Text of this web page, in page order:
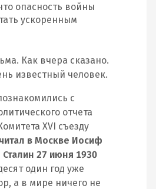
опасность войны
ускоренным
Как вчера сказано.
известный человек.
с
отчета
XVI съезду
в Москве Иосиф
27 июня 1930
один год уже
а в мире ничего не